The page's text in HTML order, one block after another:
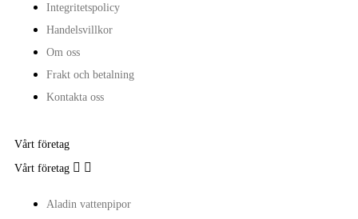
Integritetspolicy
Handelsvillkor
Om oss
Frakt och betalning
Kontakta oss
Vårt företag
Vårt företag  
Aladin vattenpipor